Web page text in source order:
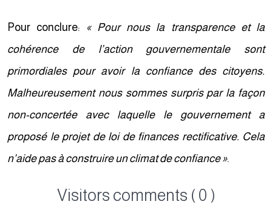
Pour conclure:
« Pour nous la transparence et la
cohérence de l’action gouvernementale sont
primordiales pour avoir la confiance des citoyens.
Malheureusement nous sommes surpris par la façon
non-concertée avec laquelle le gouvernement a
proposé le projet de loi de finances rectificative. Cela
n’aide pas à construire un climat de confiance »
Visitors comments ( 0 )